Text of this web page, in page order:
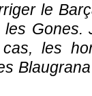
le
Gones.
les